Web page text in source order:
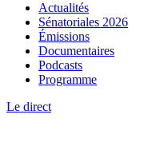
Actualités
Sénatoriales 2026
Émissions
Documentaires
Podcasts
Programme
Le direct